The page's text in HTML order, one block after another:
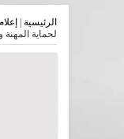
الرئيسية
لحماية المهنة